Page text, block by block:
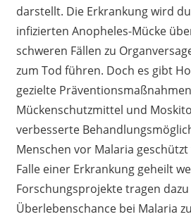
darstellt. Die Erkrankung wird
infizierten Anopheles-Mücke
schweren Fällen zu
zum Tod führen. Doch es gibt
gezielte
Mückenschutzmittel und
verbesserte
Menschen vor Malaria
Falle einer Erkrankung geheilt
Forschungsprojekte tragen
Überlebenschance bei Malaria